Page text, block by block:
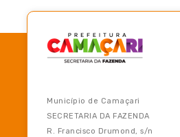
Município de Camaçari
SECRETARIA DA FAZENDA
R. Francisco Drumond, s/n